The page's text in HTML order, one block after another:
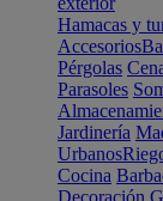
Hamacas y
Accesorios
Pérgolas
Parasoles
Jardinería
Urbanos
Cocina
Decoración